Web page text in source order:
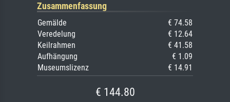
Zusammenfassung
Gemälde
€ 74.58
Veredelung
€ 12.64
Keilrahmen
€ 41.58
Aufhängung
€ 1.09
Museumslizenz
€ 14.91
€ 144.80